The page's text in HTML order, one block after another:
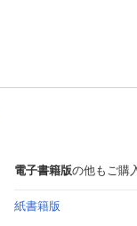
電子書籍版の他もご購
紙書籍版